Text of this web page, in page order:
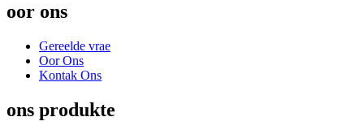
oor ons
Gereelde vrae
Oor Ons
Kontak Ons
ons produkte